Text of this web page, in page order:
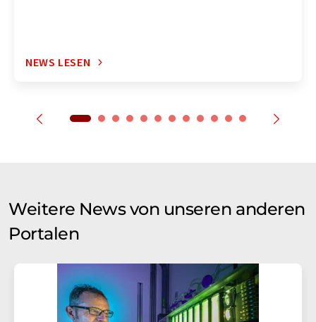
NEWS LESEN
Weitere News von unseren anderen
Portalen